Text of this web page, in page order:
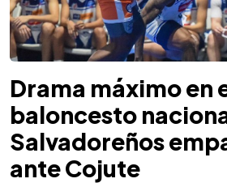
Drama máximo en
baloncesto
Salvadoreños
ante Cojute